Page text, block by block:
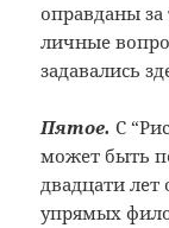
оправданы
личные
задавались
Пятое. С
может быть
двадцати лет
упрямых